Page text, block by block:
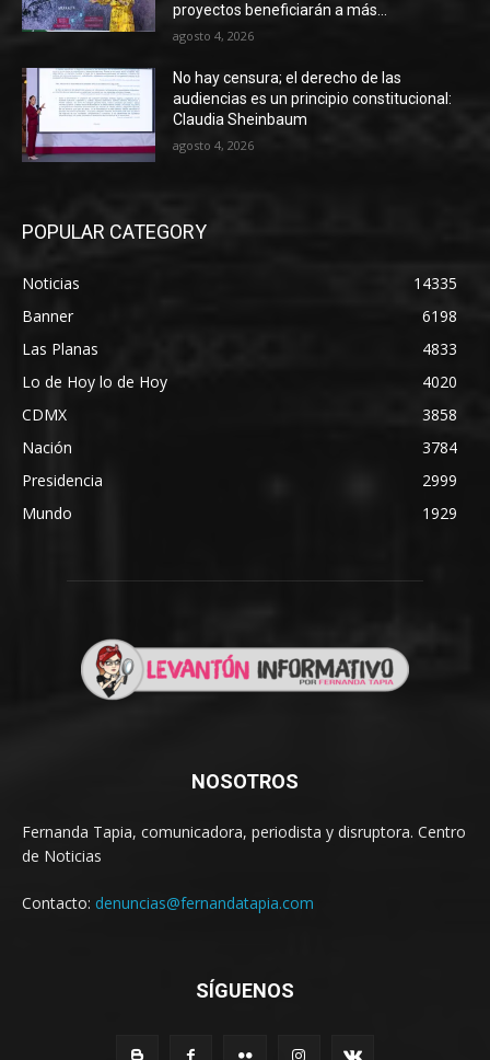
proyectos beneficiarán a más...
agosto 4, 2026
No hay censura; el derecho de las
audiencias es un principio constitucional:
Claudia Sheinbaum
agosto 4, 2026
POPULAR CATEGORY
Noticias
14335
Banner
6198
Las Planas
4833
Lo de Hoy lo de Hoy
4020
CDMX
3858
Nación
3784
Presidencia
2999
Mundo
1929
NOSOTROS
Fernanda Tapia, comunicadora, periodista y disruptora. Centro
de Noticias
Contacto: denuncias@fernandatapia.com
SÍGUENOS